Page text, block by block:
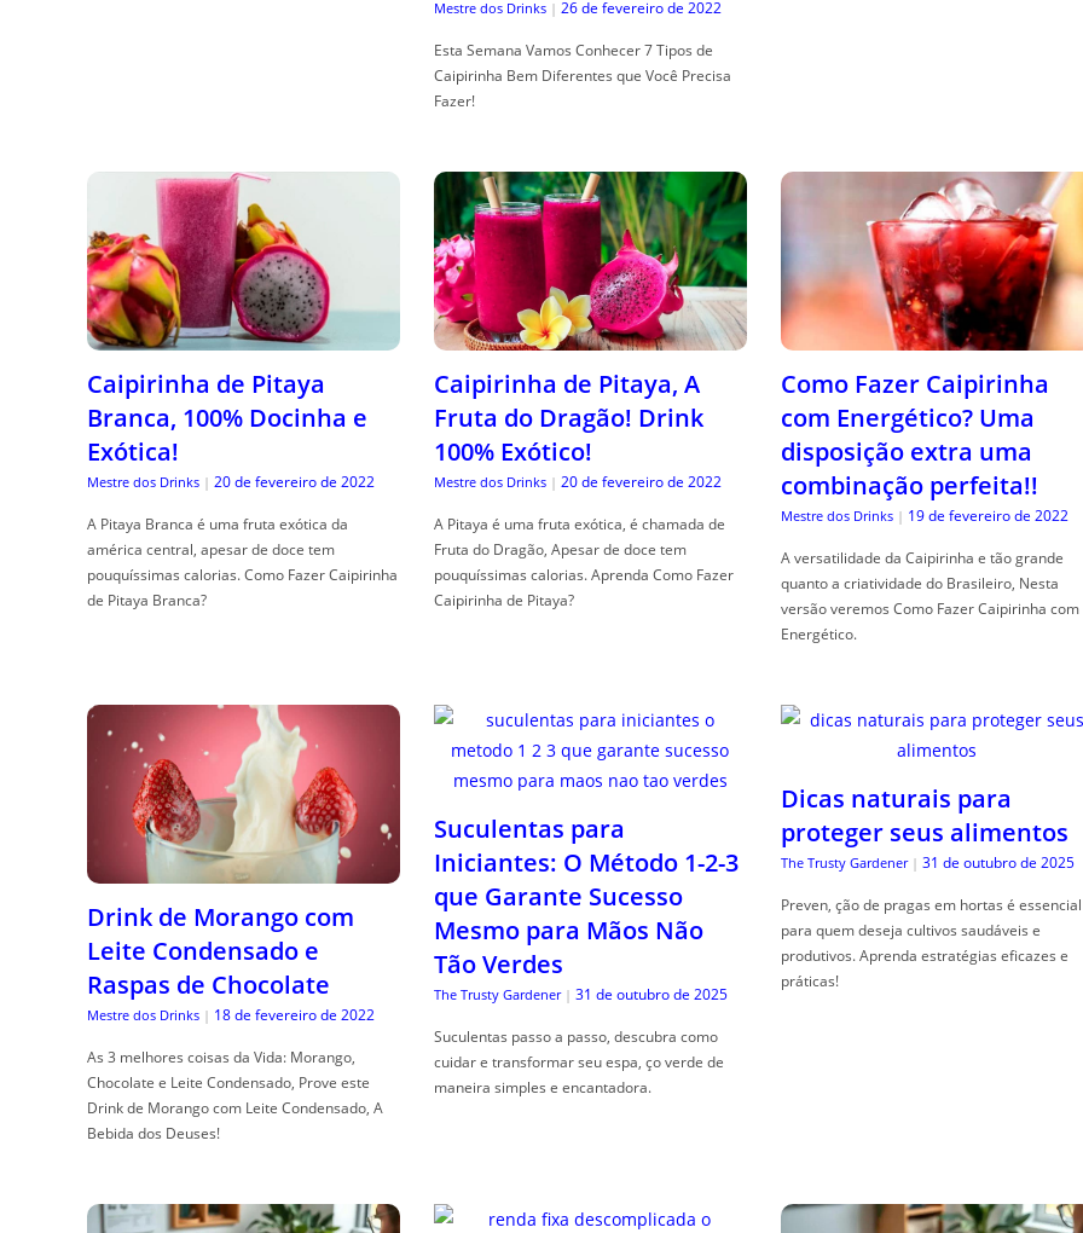
Mestre dos Drinks | 26 de fevereiro de 2022
Esta Semana Vamos Conhecer 7 Tipos de
Caipirinha Bem Diferentes que Você Precisa
Fazer!
Caipirinha de Pitaya
Branca, 100% Docinha e
Exótica!
Mestre dos Drinks | 20 de fevereiro de 2022
A Pitaya Branca é uma fruta exótica da
américa central, apesar de doce tem
pouquíssimas calorias. Como Fazer Caipirinha
de Pitaya Branca?
Caipirinha de Pitaya, A
Fruta do Dragão! Drink
100% Exótico!
Mestre dos Drinks | 20 de fevereiro de 2022
A Pitaya é uma fruta exótica, é chamada de
Fruta do Dragão, Apesar de doce tem
pouquíssimas calorias. Aprenda Como Fazer
Caipirinha de Pitaya?
Como Fazer Caipirinha
com Energético? Uma
disposição extra uma
combinação perfeita!!
Mestre dos Drinks | 19 de fevereiro de 2022
A versatilidade da Caipirinha e tão grande
quanto a criatividade do Brasileiro, Nesta
versão veremos Como Fazer Caipirinha com
Energético.
Drink de Morango com
Leite Condensado e
Raspas de Chocolate
Mestre dos Drinks | 18 de fevereiro de 2022
As 3 melhores coisas da Vida: Morango,
Chocolate e Leite Condensado, Prove este
Drink de Morango com Leite Condensado, A
Bebida dos Deuses!
Suculentas para
Iniciantes: O Método 1-2-3
que Garante Sucesso
Mesmo para Mãos Não
Tão Verdes
The Trusty Gardener | 31 de outubro de 2025
Suculentas passo a passo, descubra como
cuidar e transformar seu espa, ço verde de
maneira simples e encantadora.
Dicas naturais para
proteger seus alimentos
The Trusty Gardener | 31 de outubro de 2025
Preven, ção de pragas em hortas é essencial
para quem deseja cultivos saudáveis e
produtivos. Aprenda estratégias eficazes e
práticas!